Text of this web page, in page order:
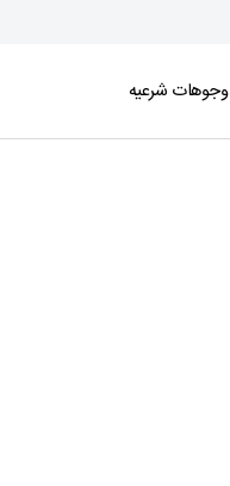
وجوهات شرعیه